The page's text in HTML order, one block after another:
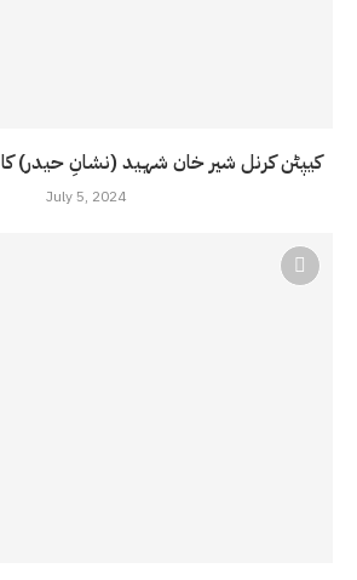
کیپٹن کرنل شیر خان شہید (نشانِ حیدر) کا 25واں یومِ شہادت
July 5, 2024